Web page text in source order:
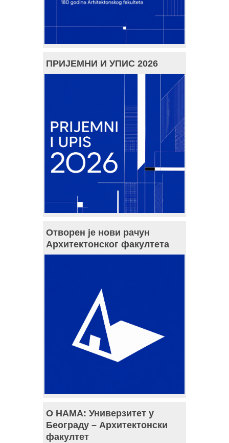
ПРИЈЕМНИ И УПИС 2026
Отворен је нови рачун
Архитектонског факултета
О НАМА: Универзитет у
Београду – Архитектонски
факултет